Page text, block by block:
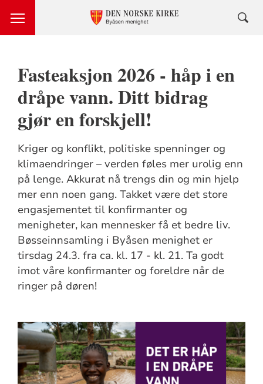
Fasteaksjon 2026 - håp i en
dråpe vann. Ditt bidrag
gjør en forskjell!
Kriger og konflikt, politiske spenninger og
klimaendringer – verden føles mer urolig enn
på lenge. Akkurat nå trengs din og min hjelp
mer enn noen gang. Takket være det store
engasjementet til konfirmanter og
menigheter, kan mennesker få et bedre liv.
Bøsseinnsamling i Byåsen menighet er
tirsdag 24.3. fra ca. kl. 17 - kl. 21. Ta godt
imot våre konfirmanter og foreldre når de
ringer på døren!